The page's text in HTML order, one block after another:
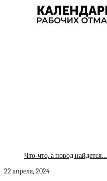
Что-что, а повод найдется…
22 апреля, 2024